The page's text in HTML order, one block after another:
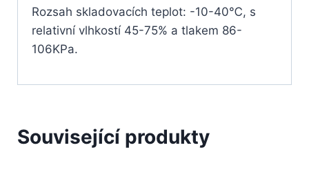
Rozsah skladovacích teplot: -10-40℃, s
relativní vlhkostí 45-75% a tlakem 86-
106KPa.
Související produkty